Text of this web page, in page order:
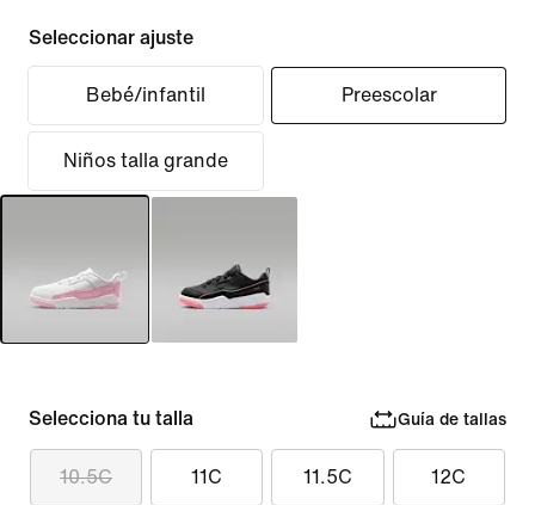
Seleccionar ajuste
Bebé/infantil Preescolar
Niños talla grande
Selecciona tu talla Guía de tallas
10.5C 11C 11.5C 12C